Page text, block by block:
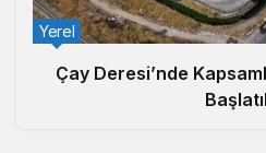
Yerel
Çay Deresi’nde